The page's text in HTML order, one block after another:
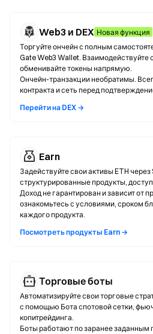
Web3 и DEX Новая функция
Торгуйте ончейн с полным
Gate Web3 Wallet. Взаимодействуйте
обменивайте токены напрямую.
Ончейн-транзакции необратимы.
контракта и сеть перед
Перейти на DEX →
Earn
Задействуйте свои активы ETH через
структурированные продукты,
Доход не гарантирован и зависит от
ознакомьтесь с условиями, сроком
каждого продукта.
Посмотреть продукты Earn →
Торговые боты
Автоматизируйте свои торговые
с помощью Бота спотовой сетки,
копитрейдинга.
Боты работают по заранее заданным